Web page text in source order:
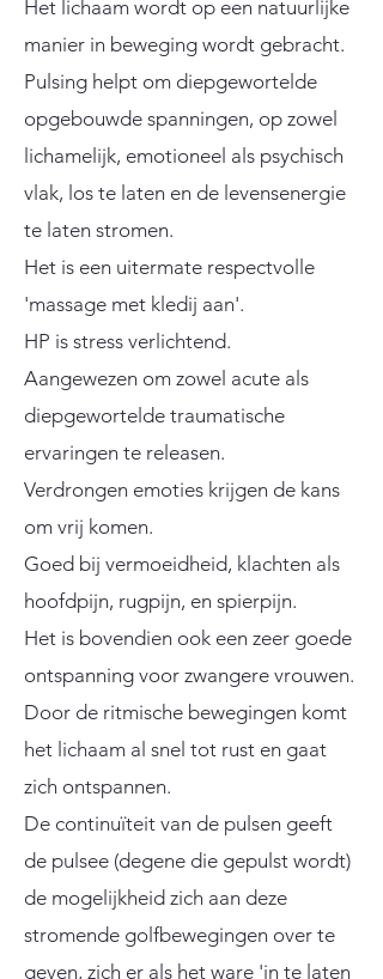
Het lichaam wordt op een natuurlijke
manier in beweging wordt gebracht.
Pulsing helpt om diepgewortelde
opgebouwde spanningen, op zowel
lichamelijk, emotioneel als psychisch
vlak, los te laten en de levensenergie
te laten stromen.
Het is een uitermate respectvolle
'massage met kledij aan'.
HP is stress verlichtend.
Aangewezen om zowel acute als
diepgewortelde traumatische
ervaringen te releasen.
Verdrongen emoties krijgen de kans
om vrij komen.
Goed bij vermoeidheid, klachten als
hoofdpijn, rugpijn, en spierpijn.
Het is bovendien ook een zeer goede
ontspanning voor zwangere vrouwen.
Door de ritmische bewegingen komt
het lichaam al snel tot rust en gaat
zich ontspannen.
De continuïteit van de pulsen geeft
de pulsee (degene die gepulst wordt)
de mogelijkheid zich aan deze
stromende golfbewegingen over te
geven, zich er als het ware 'in te laten